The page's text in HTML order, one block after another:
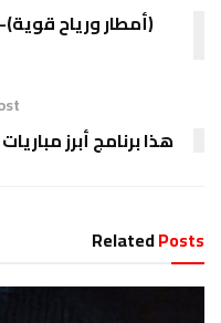
(أمطار ورياح
هذا برنامج أبرز
RelatedPosts